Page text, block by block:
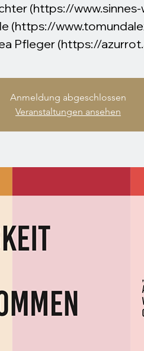
(https://
(https://
Pfleger (https://
Anmeldung abgeschlossen
Veranstaltungen ansehen